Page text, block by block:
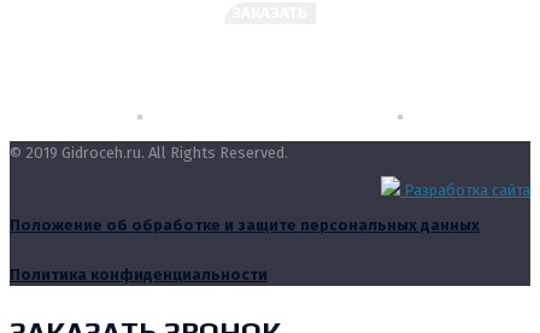
© 2019 Gidroceh.ru. All Rights Reserved.
Разработка сайта
Положение об обработке и защите персональных данных
Политика конфиденциальности